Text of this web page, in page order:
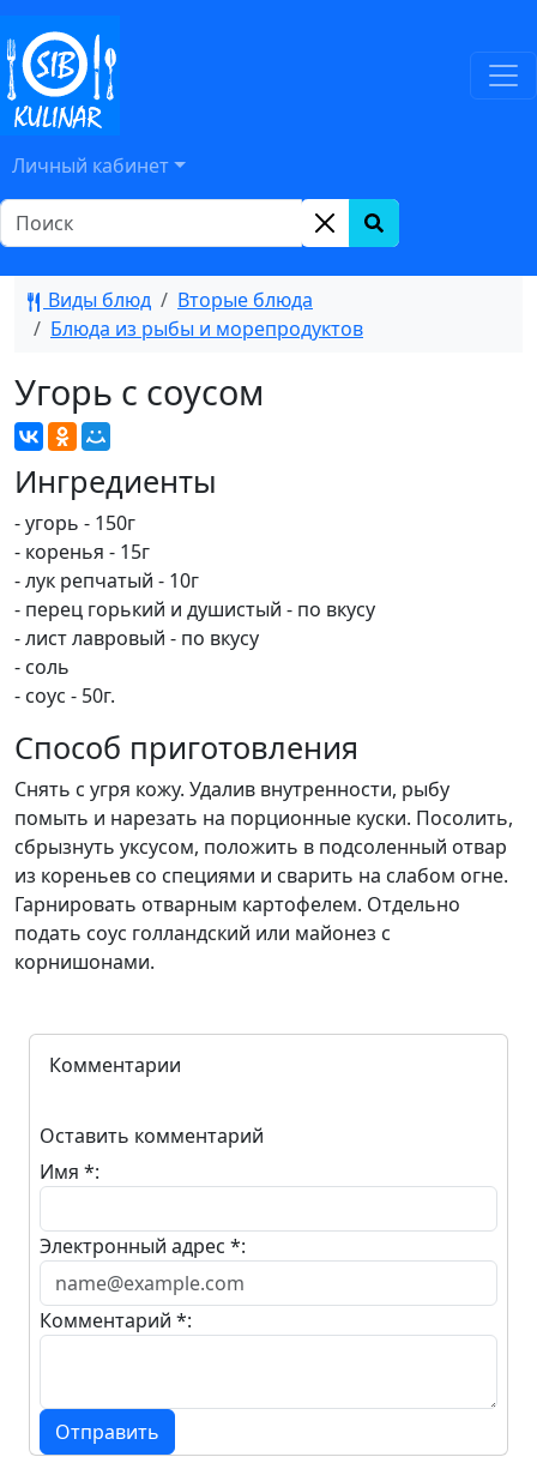
Личный кабинет
Виды блюд
Вторые блюда
Блюда из рыбы и морепродуктов
Угорь с соусом
Ингредиенты
- угорь - 150г
- коренья - 15г
- лук репчатый - 10г
- перец горький и душистый - по вкусу
- лист лавровый - по вкусу
- соль
- соус - 50г.
Способ приготовления
Снять с угря кожу. Удалив внутренности, рыбу
помыть и нарезать на порционные куски. Посолить,
сбрызнуть уксусом, положить в подсоленный отвар
из кореньев со специями и сварить на слабом огне.
Гарнировать отварным картофелем. Отдельно
подать соус голландский или майонез с
корнишонами.
Комментарии
Оставить комментарий
Имя *:
Электронный адрес *:
Комментарий *:
Отправить